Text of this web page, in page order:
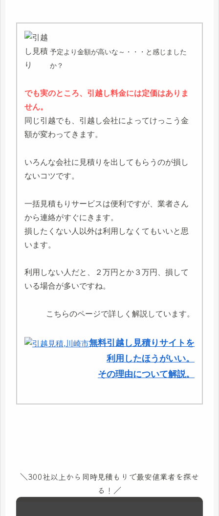
予定より金額が高いな～・・・と感じました
か？
でも実のところ、引越し料金には定価はありま
せん。
同じ引越でも、引越し会社によってけっこう金
額が変わってきます。
いろんな会社に見積りを出してもらうのが損し
ないコツです。
一括見積もりサービスは便利ですが、業者さん
から連絡がすぐにきます。
損したくない人以外は利用しなくてもいいと思
います。
利用しない人だと、２万円とか３万円、損して
いる場合が多いですね。
こちらのページで詳しく解説しています。
無料引越し見積りサイトを
利用したほうがいい。
その理由について解説。
＼300社以上から同時見積もりで最安値業者を探せ
る！／